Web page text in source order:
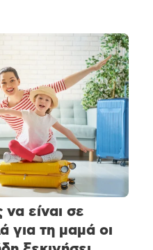
να είναι σε
για τη μαμά οι